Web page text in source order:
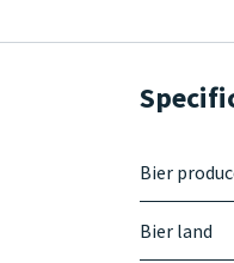
Bier
Bier land